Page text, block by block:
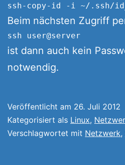
ssh-copy-id -i ~/.ssh/
Beim nächsten Zugriff
ssh user@server
ist dann auch kein
notwendig.
Veröffentlicht am 26. Juli 2012
Kategorisiert als Linux,
Verschlagwortet mit Netzwerk,